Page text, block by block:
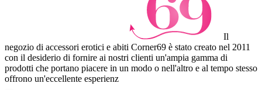
Il
negozio di accessori erotici e abiti Corner69 è stato creato nel 2011
con il desiderio di fornire ai nostri clienti un'ampia gamma di
prodotti che portano piacere in un modo o nell'altro e al tempo stesso
offrono un'eccellente esperienz